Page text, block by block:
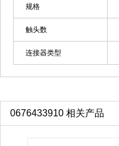
规格
触头数
连接器类型
0676433910 相关产品